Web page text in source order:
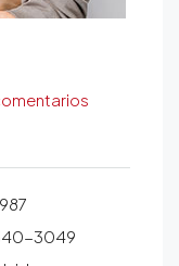
3049